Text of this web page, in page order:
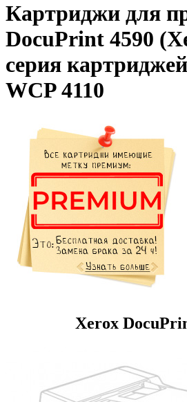
Картриджи для
DocuPrint 4590
серия
WCP 4110
Xerox